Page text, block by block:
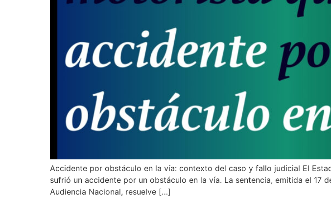
Accidente por obstáculo en la vía: contexto del caso y fallo judicial El
sufrió un accidente por un obstáculo en la vía. La sentencia, emitida el
Audiencia Nacional, resuelve […]